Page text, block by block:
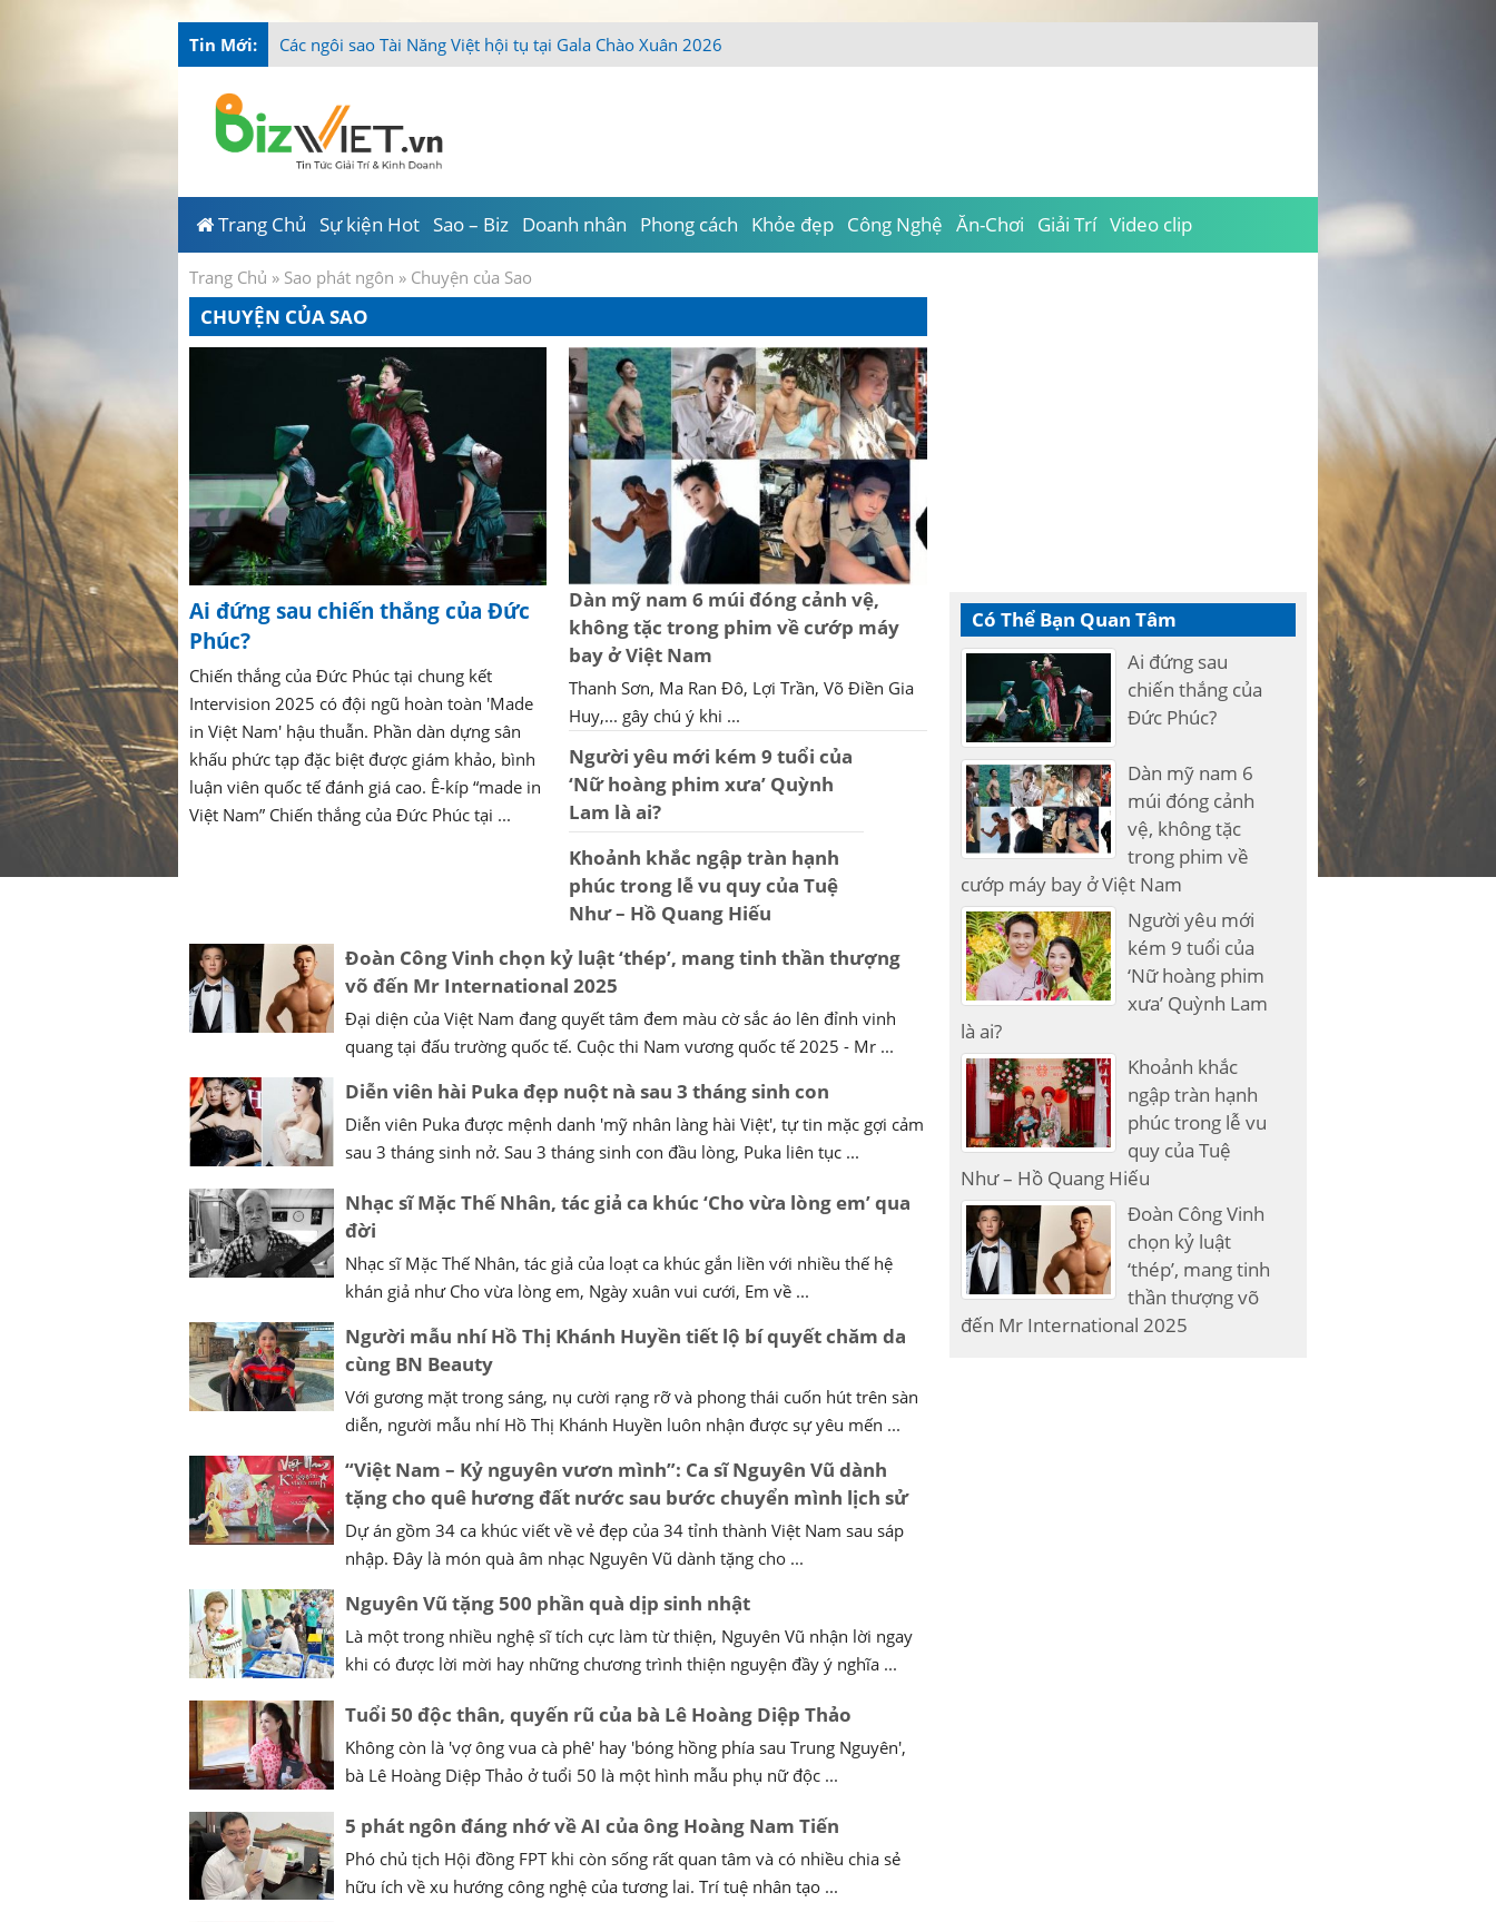
Tin Mới: T_
Trang Chủ Sự kiện Hot Sao – Biz Doanh nhân Phong cách Khỏe đẹp Công Nghệ Ăn-Chơi Giải Trí Video clip
Trang Chủ » Sao phát ngôn » Chuyện của Sao
CHUYỆN CỦA SAO
Ai đứng sau chiến thắng của Đức
Phúc?
Chiến thắng của Đức Phúc tại chung kết
Intervision 2025 có đội ngũ hoàn toàn 'Made
in Việt Nam' hậu thuẫn. Phần dàn dựng sân
khấu phức tạp đặc biệt được giám khảo, bình
luận viên quốc tế đánh giá cao. Ê-kíp “made in
Việt Nam” Chiến thắng của Đức Phúc tại ...
Dàn mỹ nam 6 múi đóng cảnh vệ,
không tặc trong phim về cướp máy
bay ở Việt Nam
Thanh Sơn, Ma Ran Đô, Lợi Trần, Võ Điền Gia
Huy,... gây chú ý khi ...
Người yêu mới kém 9 tuổi của
‘Nữ hoàng phim xưa’ Quỳnh
Lam là ai?
Khoảnh khắc ngập tràn hạnh
phúc trong lễ vu quy của Tuệ
Như – Hồ Quang Hiếu
Đoàn Công Vinh chọn kỷ luật ‘thép’, mang tinh thần thượng
võ đến Mr International 2025
Đại diện của Việt Nam đang quyết tâm đem màu cờ sắc áo lên đỉnh vinh
quang tại đấu trường quốc tế. Cuộc thi Nam vương quốc tế 2025 - Mr ...
Diễn viên hài Puka đẹp nuột nà sau 3 tháng sinh con
Diễn viên Puka được mệnh danh 'mỹ nhân làng hài Việt', tự tin mặc gợi cảm
sau 3 tháng sinh nở. Sau 3 tháng sinh con đầu lòng, Puka liên tục ...
Nhạc sĩ Mặc Thế Nhân, tác giả ca khúc ‘Cho vừa lòng em’ qua
đời
Nhạc sĩ Mặc Thế Nhân, tác giả của loạt ca khúc gắn liền với nhiều thế hệ
khán giả như Cho vừa lòng em, Ngày xuân vui cưới, Em về ...
Người mẫu nhí Hồ Thị Khánh Huyền tiết lộ bí quyết chăm da
cùng BN Beauty
Với gương mặt trong sáng, nụ cười rạng rỡ và phong thái cuốn hút trên sàn
diễn, người mẫu nhí Hồ Thị Khánh Huyền luôn nhận được sự yêu mến ...
“Việt Nam – Kỷ nguyên vươn mình”: Ca sĩ Nguyên Vũ dành
tặng cho quê hương đất nước sau bước chuyển mình lịch sử
Dự án gồm 34 ca khúc viết về vẻ đẹp của 34 tỉnh thành Việt Nam sau sáp
nhập. Đây là món quà âm nhạc Nguyên Vũ dành tặng cho ...
Nguyên Vũ tặng 500 phần quà dịp sinh nhật
Là một trong nhiều nghệ sĩ tích cực làm từ thiện, Nguyên Vũ nhận lời ngay
khi có được lời mời hay những chương trình thiện nguyện đầy ý nghĩa ...
Tuổi 50 độc thân, quyến rũ của bà Lê Hoàng Diệp Thảo
Không còn là 'vợ ông vua cà phê' hay 'bóng hồng phía sau Trung Nguyên',
bà Lê Hoàng Diệp Thảo ở tuổi 50 là một hình mẫu phụ nữ độc ...
5 phát ngôn đáng nhớ về AI của ông Hoàng Nam Tiến
Phó chủ tịch Hội đồng FPT khi còn sống rất quan tâm và có nhiều chia sẻ
hữu ích về xu hướng công nghệ của tương lai. Trí tuệ nhân tạo ...
Có Thể Bạn Quan Tâm
Ai đứng sau
chiến thắng của
Đức Phúc?
Dàn mỹ nam 6
múi đóng cảnh
vệ, không tặc
trong phim về
cướp máy bay ở Việt Nam
Người yêu mới
kém 9 tuổi của
‘Nữ hoàng phim
xưa’ Quỳnh Lam
là ai?
Khoảnh khắc
ngập tràn hạnh
phúc trong lễ vu
quy của Tuệ
Như – Hồ Quang Hiếu
Đoàn Công Vinh
chọn kỷ luật
‘thép’, mang tinh
thần thượng võ
đến Mr International 2025